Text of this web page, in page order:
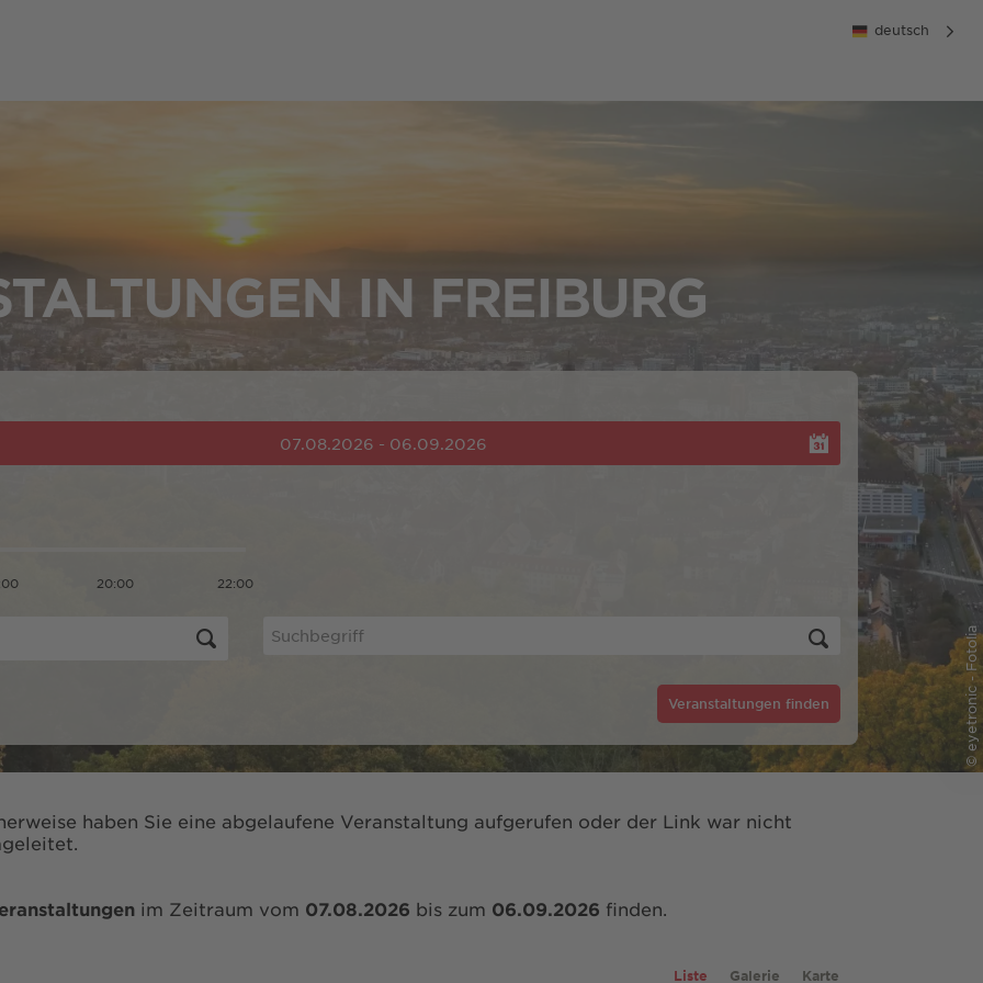
deutsch
© eyetronic - Fotolia
IN FREIBURG
07.08.2026 - 06.09.2026
20:00 22:00
Veranstaltungen finden
haben Sie eine abgelaufene Veranstaltung aufgerufen oder der Link war nicht
im Zeitraum vom 07.08.2026 bis zum 06.09.2026 finden.
Liste Galerie Karte